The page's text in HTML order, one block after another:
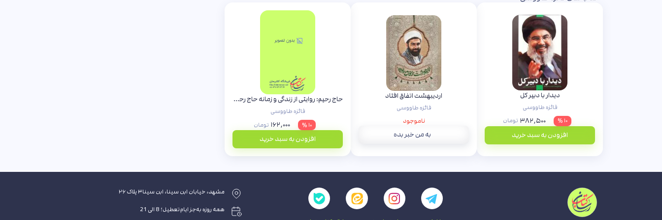
دیدار با دبیر کل
فائزه طاووسی
۱۰ %
۳۸۲,۵۰۰ تومان
افزودن به سبد خرید
اردیبهشت اتفاق افتاد
فائزه طاووسی
ناموجود
به من خبر بده
حاج رحیم: روایتی از زندگی و زمانه حاج رحیم احمدی روشن
فائزه طاووسی
۱۰ %
۱۶۲,۰۰۰ تومان
افزودن به سبد خرید
مشهد، خیابان ابن سینا، ابن سینا۳ پلاک ۲۶
همه روزه به‌جز ایام تعطیل؛ 8 الی 21